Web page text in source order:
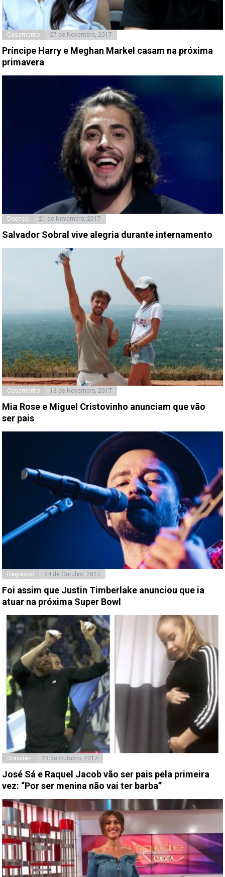
Casamento 27 de Novembro, 2017
Príncipe Harry e Meghan Markel casam na próxima
primavera
Doença 21 de Novembro, 2017
Salvador Sobral vive alegria durante internamento
Casamento 13 de Novembro, 2017
Mia Rose e Miguel Cristovinho anunciam que vão
ser pais
Regresso 24 de Outubro, 2017
Foi assim que Justin Timberlake anunciou que ia
atuar na próxima Super Bowl
Gravidez 23 de Outubro, 2017
José Sá e Raquel Jacob vão ser pais pela primeira
vez: “Por ser menina não vai ter barba”